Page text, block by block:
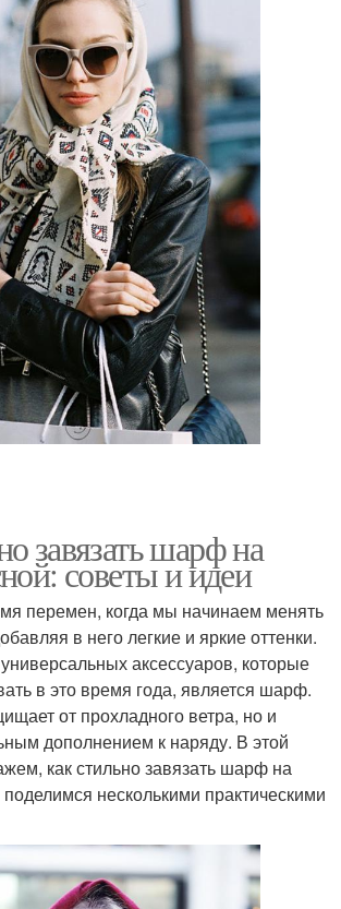
завязать шарф на
советы и идеи
перемен, когда мы начинаем менять
в него легкие и яркие оттенки.
аксессуаров, которые
в это время года, является шарф.
от прохладного ветра, но и
дополнением к наряду. В этой
как стильно завязать шарф на
несколькими практическими